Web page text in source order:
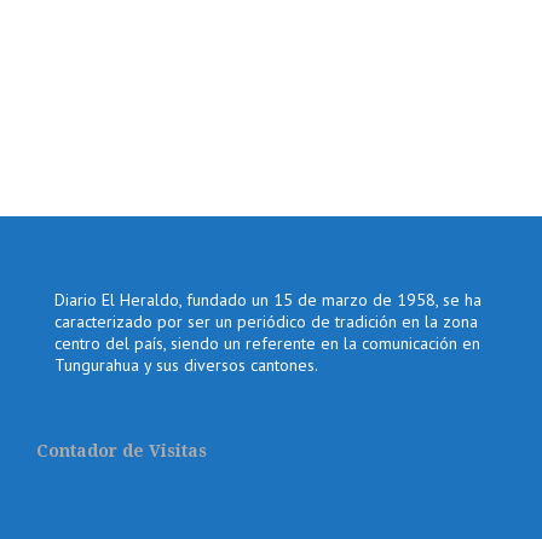
Diario El Heraldo, fundado un 15 de marzo de 1958, se ha
caracterizado por ser un periódico de tradición en la zona
centro del país, siendo un referente en la comunicación en
Tungurahua y sus diversos cantones.
Contador de Visitas